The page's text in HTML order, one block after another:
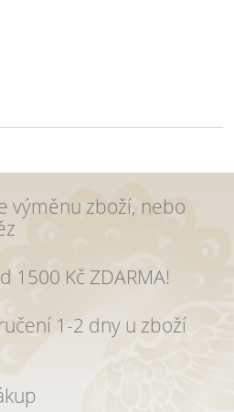
výměnu zboží, nebo
1500 Kč ZDARMA!
1-2 dny u zboží